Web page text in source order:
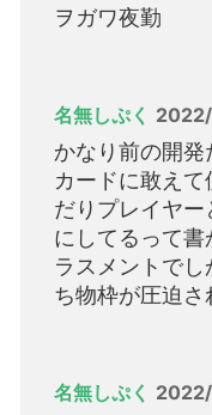
ヲガワ夜勤
名無しぷく
かなり前の開発
カードに敢え
だりプレイヤ
にしてるって
ラスメントで
ち物枠が圧迫さ
名無しぷく